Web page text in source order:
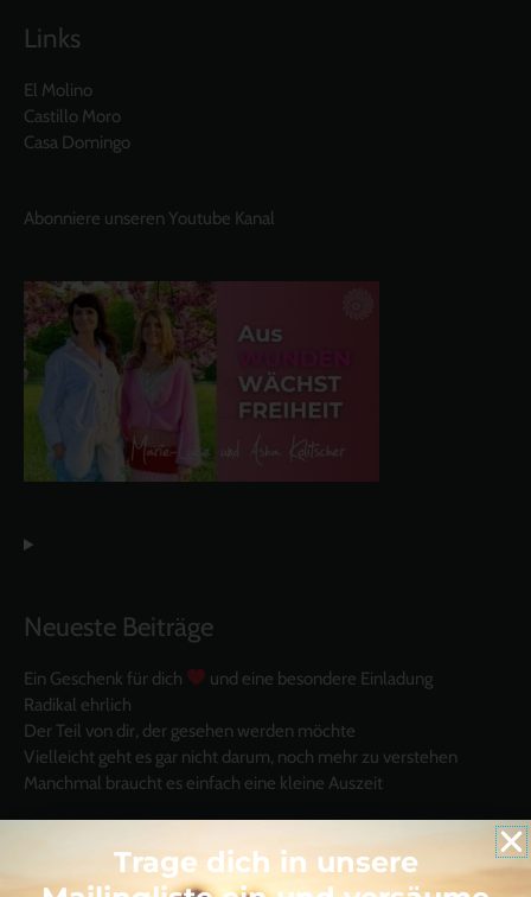
Links
El Molino
Castillo Moro
Casa Domingo
Abonniere unseren Youtube Kanal
Neueste Beiträge
Ein Geschenk für dich
und eine besondere Einladung
Radikal ehrlich
Der Teil von dir, der gesehen werden möchte
Vielleicht geht es gar nicht darum, noch mehr zu verstehen
Manchmal braucht es einfach eine kleine Auszeit
Trage dich in unsere